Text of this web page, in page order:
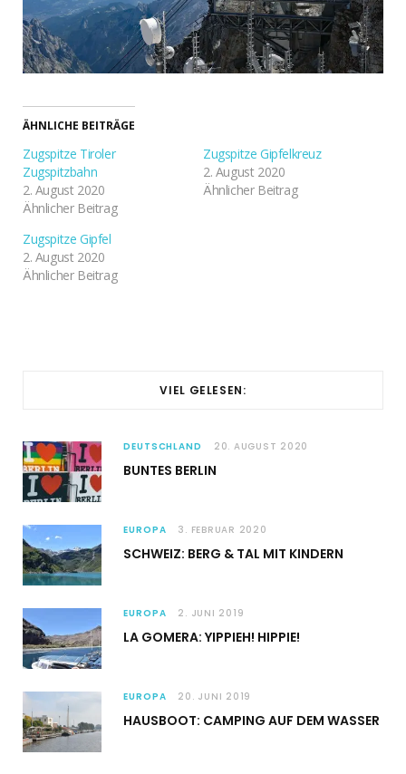
ÄHNLICHE BEITRÄGE
Zugspitze Tiroler
Zugspitzbahn
2. August 2020
Ähnlicher Beitrag
Zugspitze Gipfelkreuz
2. August 2020
Ähnlicher Beitrag
Zugspitze Gipfel
2. August 2020
Ähnlicher Beitrag
VIEL GELESEN:
DEUTSCHLAND 20. AUGUST 2020
BUNTES BERLIN
EUROPA 3. FEBRUAR 2020
SCHWEIZ: BERG & TAL MIT KINDERN
EUROPA 2. JUNI 2019
LA GOMERA: YIPPIEH! HIPPIE!
EUROPA 20. JUNI 2019
HAUSBOOT: CAMPING AUF DEM WASSER